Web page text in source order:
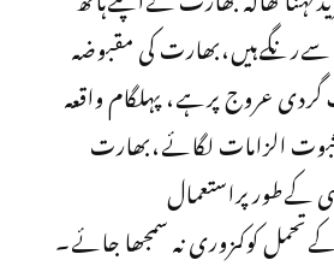
کی مقبوضہ
عروج پرہے، پہلگام واقعہ
الزامات لگائے،بھارت
کےطورپراستعمال
کوکمزوری نہ سمجھا جائے۔